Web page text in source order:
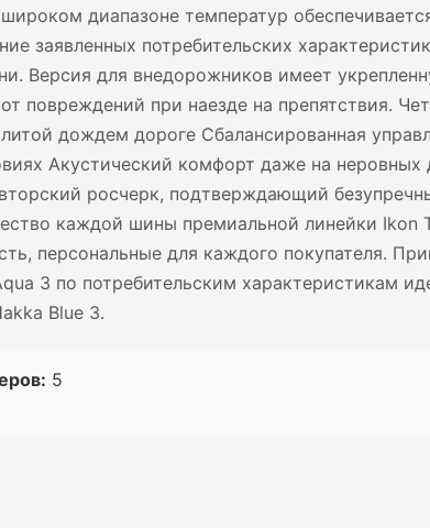
диапазоне температур
заявленных потребительских
Версия для внедорожников имеет
повреждений при наезде на препятствия.
дождем дороге Сбалансированная
Акустический комфорт даже на неровных
росчерк, подтверждающий
каждой шины премиальной линейки Ikon
персональные для каждого покупателя.
3 по потребительским характеристикам
Blue 3.
5